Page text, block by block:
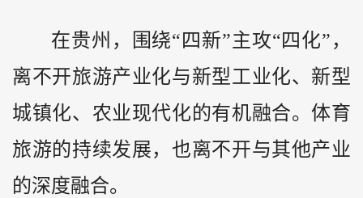
在贵州，围绕“四新”主攻“四化”，
离不开旅游产业化与新型工业化、新型
城镇化、农业现代化的有机融合。体育
旅游的持续发展，也离不开与其他产业
的深度融合。